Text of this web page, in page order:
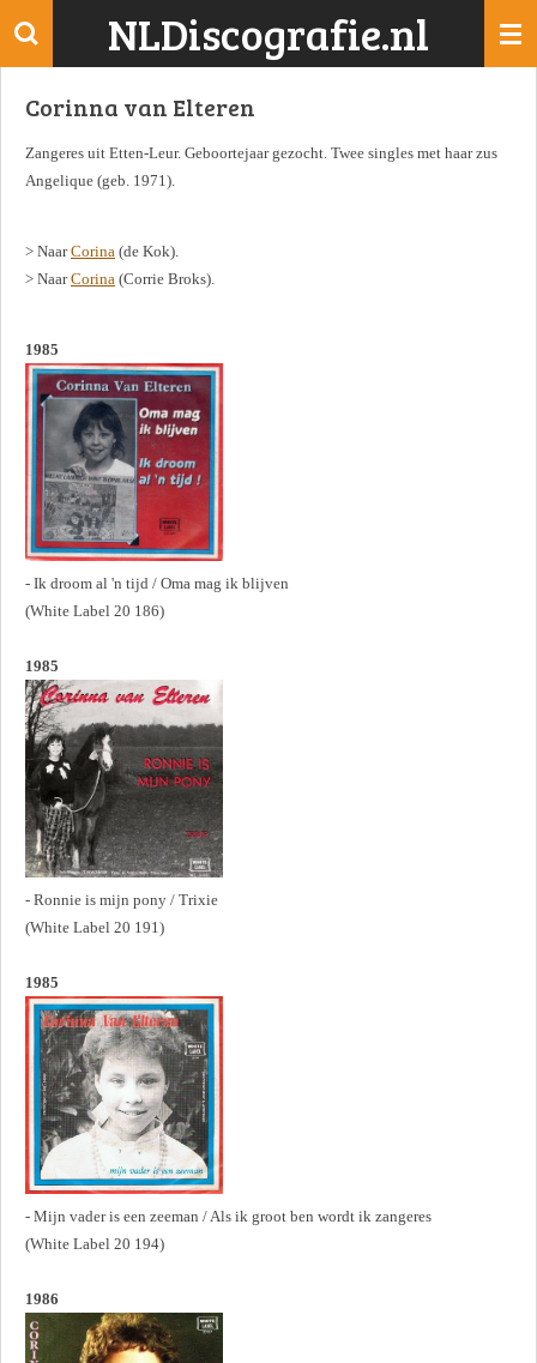
Ga
de
NLDiscografie.nl
Corinna van Elteren
Zangeres uit Etten-Leur. Geboortejaar gezocht. Twee singles met haar zus
Angelique (geb. 1971).
> NaarCorina (de Kok).
> NaarCorina (Corrie Broks).
1985
- Ik droom al 'n tijd / Oma mag ik blijven
(White Label 20 186)
1985
- Ronnie is mijn pony / Trixie
(White Label 20 191)
1985
- Mijn vader is een zeeman / Als ik groot ben wordt ik zangeres
(White Label 20 194)
1986